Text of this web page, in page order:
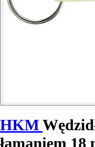
HKM
łamaniem 18